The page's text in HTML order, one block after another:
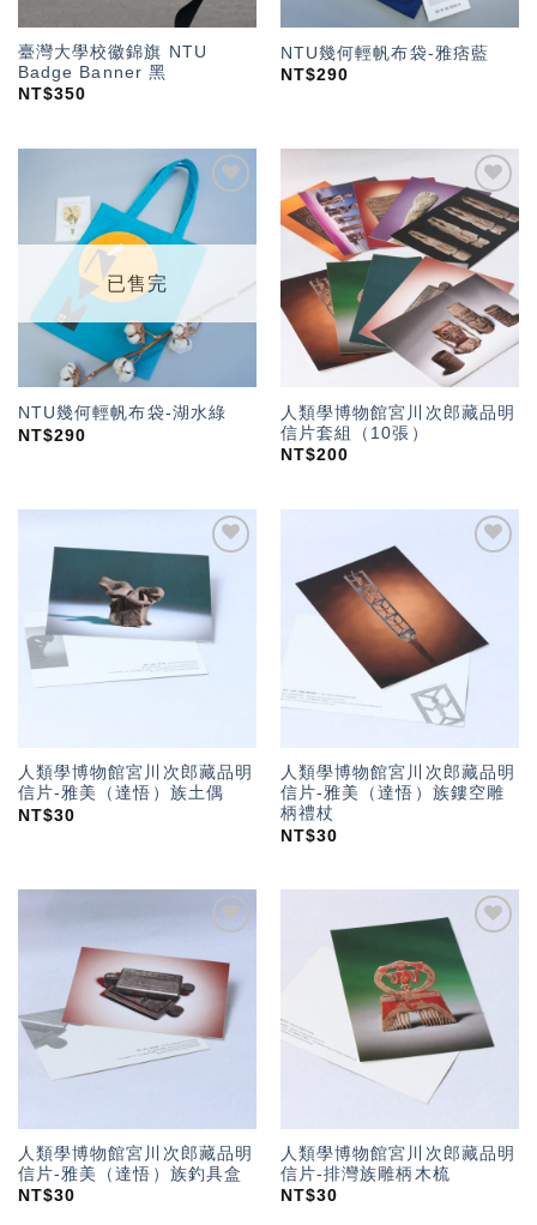
臺灣大學校徽錦旗 NTU
Badge Banner 黑
NT$350
NTU幾何輕帆布袋-雅痞藍
NT$290
望輕
已售完
NTU幾何輕帆布袋-湖水綠
NT$290
加入
「願
望輕
單」
人類學博物館宮川次郎藏品明
信片套組（10張）
NT$200
人類學博物館宮川次郎藏品明
信片-雅美（達悟）族土偶
NT$30
人類學博物館宮川次郎藏品明
信片-雅美（達悟）族鏤空雕
柄禮杖
NT$30
「願
望輕
單」
人類學博物館宮川次郎藏品明
信片-雅美（達悟）族釣具盒
NT$30
單」
人類學博物館宮川次郎藏品明
信片-排灣族雕柄木梳
NT$30